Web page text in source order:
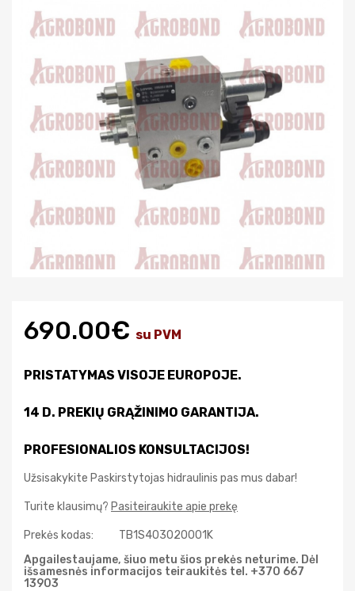
690.00€ su PVM
PRISTATYMAS VISOJE EUROPOJE.
14 D. PREKIŲ GRĄŽINIMO GARANTIJA.
PROFESIONALIOS KONSULTACIJOS!
Užsisakykite Paskirstytojas hidraulinis pas mus dabar!
Turite klausimų? Pasiteiraukite apie prekę
Prekės kodas:
TB1S403020001K
Apgailestaujame, šiuo metu šios prekės neturime. Dėl
išsamesnės informacijos teiraukitės tel. +370 667
13903